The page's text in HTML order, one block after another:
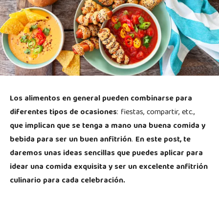
Los alimentos en general pueden combinarse para
diferentes tipos de ocasiones: fiestas, compartir, etc.,
que implican que se tenga a mano una buena comida y
bebida para ser un buen anfitrión. En este post, te
daremos unas ideas sencillas que puedes aplicar para
idear una comida exquisita y ser un excelente anfitrión
culinario para cada celebración.